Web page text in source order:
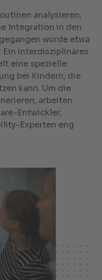
analysieren,
Integration in den
wurde etwa
interdisziplinäres
eine spezielle
bei Kindern, die
kann. Um die
arbeiten
Entwickler,
Experten eng